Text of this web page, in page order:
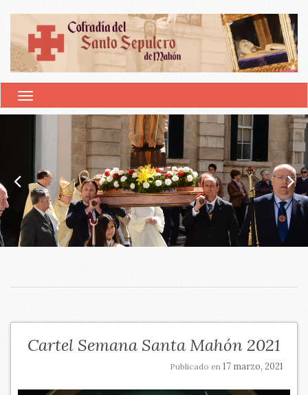
ALTERNAR NAVEGACIÓN
Cartel Semana Santa Mahón 2021
Publicado en 17 marzo, 2021